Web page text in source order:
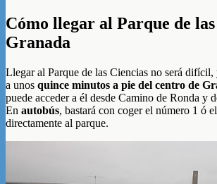
Cómo llegar al Parque de
Granada
Llegar al Parque de las Ciencias no será difícil,
a unos quince minutos a pie del centro de
puede acceder a él desde Camino de Ronda y
En autobús, bastará con coger el número 1 ó
directamente al parque.